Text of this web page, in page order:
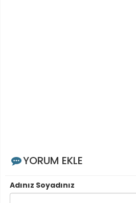
YORUM EKLE
Adınız Soyadınız